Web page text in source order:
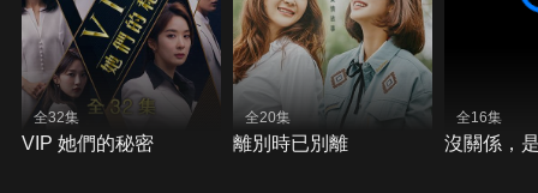
全32集
VIP 她們的秘密
全20集
離別時已別離
全16集
沒關係，